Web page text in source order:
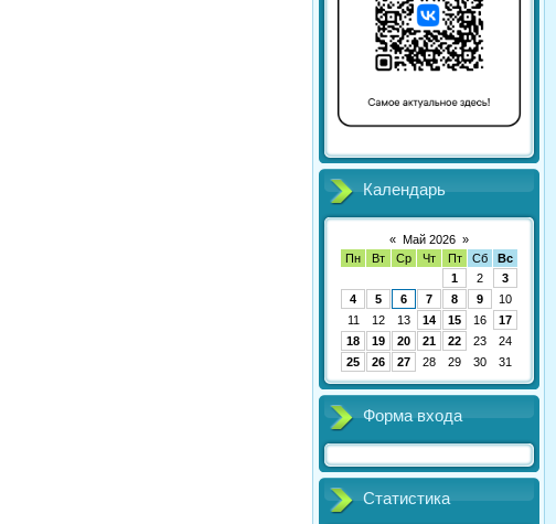
Календарь
« Май 2026 »
Пн
Вт Ср Чт Пт Сб
Вс
1
2
3
4
5 6 7 8 9
10
11
12 13 14 15 16
17
18
19 20 21 22 23
24
25
26 27 28 29 30 31
Форма входа
Статистика